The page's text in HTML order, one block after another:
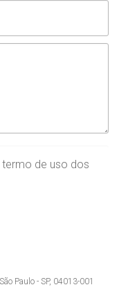
termo de uso dos
Paulo - SP, 04013-001